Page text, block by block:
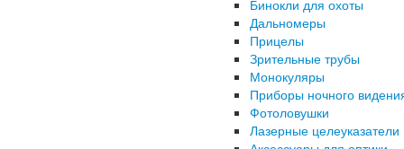
Бинокли для охоты
Дальномеры
Прицелы
Зрительные трубы
Монокуляры
Приборы ночного
Фотоловушки
Лазерные целеуказатели